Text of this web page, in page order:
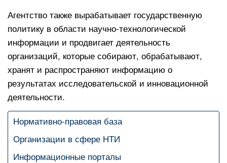
Агентство также вырабатывает государственную
политику в области научно-технологической
информации и продвигает деятельность
организаций, которые собирают, обрабатывают,
хранят и распространяют информацию о
результатах исследовательской и инновационной
деятельности.
Нормативно-правовая база
Организации в сфере НТИ
Информационные порталы